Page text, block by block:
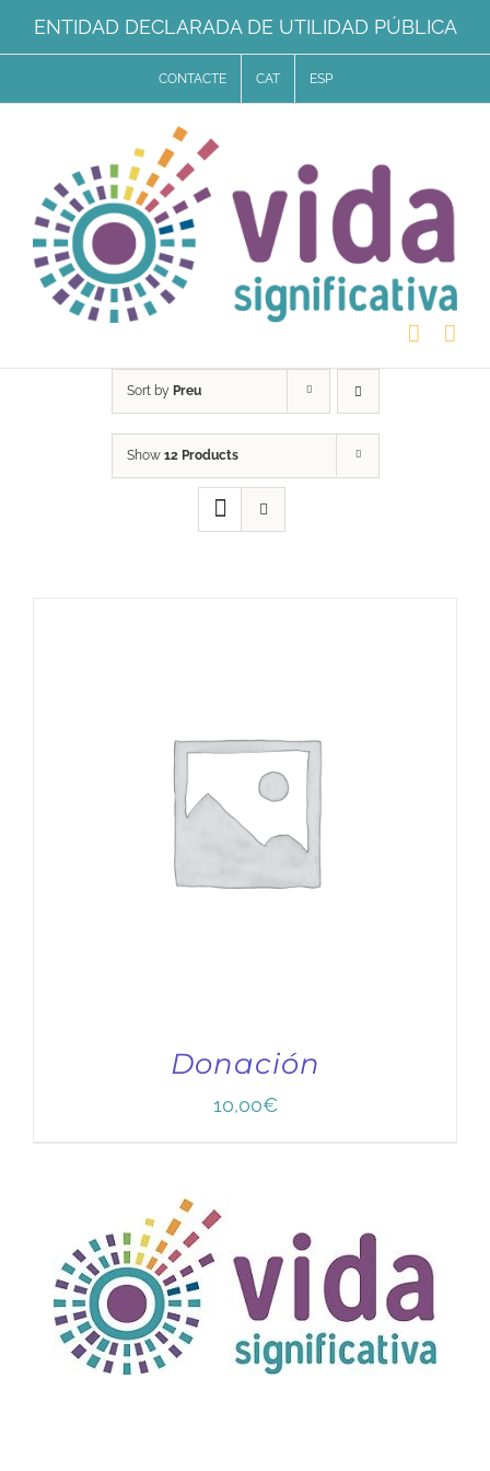
Skip
to
ENTIDAD DECLARADA DE UTILIDAD PÚBLICA
CONTACTE CAT ESP
Sort by Preu
Show 12 Products
Donación
10,00€